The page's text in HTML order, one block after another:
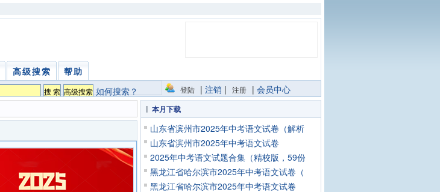
高级搜索
帮助
如何搜索？
登陆 | 注销 | 注册 | 会员中心
本月下载
山东省滨州市2025年中考语文试卷（解析
山东省滨州市2025年中考语文试卷
2025年中考语文试题合集（精校版，59份
黑龙江省哈尔滨市2025年中考语文试卷（
黑龙江省哈尔滨市2025年中考语文试卷